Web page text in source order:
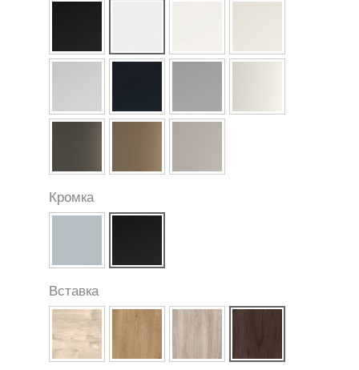
Кромка
Вставка